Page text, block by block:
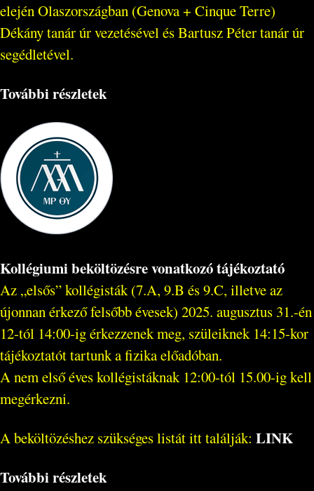
elején Olaszországban (Genova + Cinque Terre)
Dékány tanár úr vezetésével és Bartusz Péter tanár úr
segédletével.
További részletek
Kollégiumi beköltözésre vonatkozó tájékoztató
Az „elsős” kollégisták (7.A, 9.B és 9.C, illetve az
újonnan érkező felsőbb évesek) 2025. augusztus 31.-én
12-tól 14:00-ig érkezzenek meg, szüleiknek 14:15-kor
tájékoztatót tartunk a fizika előadóban.
A nem első éves kollégistáknak 12:00-tól 15.00-ig kell
megérkezni.
A beköltözéshez szükséges listát itt találják: LINK
További részletek